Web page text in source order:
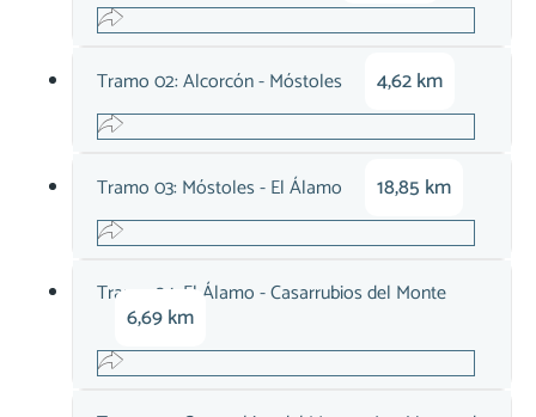
Tramo 02: Alcorcón - Móstoles 4,62 km
Tramo 03: Móstoles - El Álamo 18,85 km
Tramo 04: El Álamo - Casarrubios del Monte
6,69 km